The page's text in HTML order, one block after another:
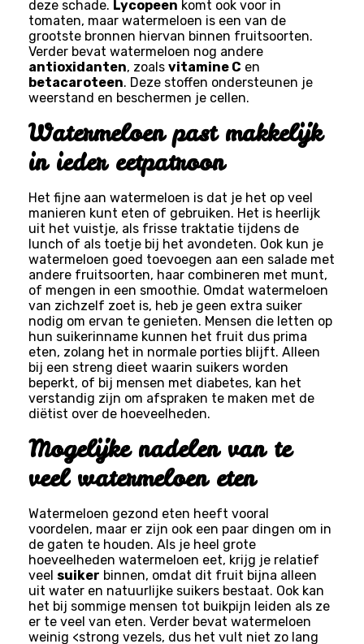
deze schade. Lycopeen komt ook voor in
tomaten, maar watermeloen is een van de
grootste bronnen hiervan binnen fruitsoorten.
Verder bevat watermeloen nog andere
antioxidanten, zoals vitamine C en
betacaroteen. Deze stoffen ondersteunen je
weerstand en beschermen je cellen.
Watermeloen past makkelijk
in ieder eetpatroon
Het fijne aan watermeloen is dat je het op veel
manieren kunt eten of gebruiken. Het is heerlijk
uit het vuistje, als frisse traktatie tijdens de
lunch of als toetje bij het avondeten. Ook kun je
watermeloen goed toevoegen aan een salade met
andere fruitsoorten, haar combineren met munt,
of mengen in een smoothie. Omdat watermeloen
van zichzelf zoet is, heb je geen extra suiker
nodig om ervan te genieten. Mensen die letten op
hun suikerinname kunnen het fruit dus prima
eten, zolang het in normale porties blijft. Alleen
bij een streng dieet waarin suikers worden
beperkt, of bij mensen met diabetes, kan het
verstandig zijn om afspraken te maken met de
diëtist over de hoeveelheden.
Mogelijke nadelen van te
veel watermeloen eten
Watermeloen gezond eten heeft vooral
voordelen, maar er zijn ook een paar dingen om in
de gaten te houden. Als je heel grote
hoeveelheden watermeloen eet, krijg je relatief
veel suiker binnen, omdat dit fruit bijna alleen
uit water en natuurlijke suikers bestaat. Ook kan
het bij sommige mensen tot buikpijn leiden als ze
er te veel van eten. Verder bevat watermeloen
weinig <strong vezels, dus het vult niet zo lang